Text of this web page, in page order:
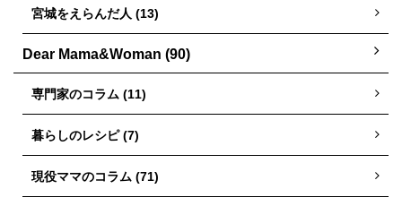
宮城をえらんだ人 (13)
Dear Mama&Woman (90)
専門家のコラム (11)
暮らしのレシピ (7)
現役ママのコラム (71)